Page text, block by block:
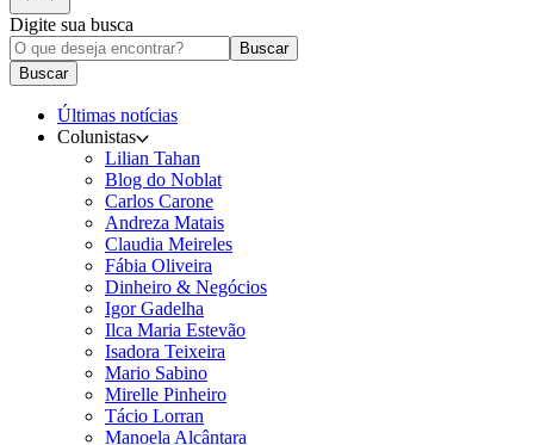
Digite sua busca
Buscar
Buscar
Últimas notícias
Colunistas
Lilian Tahan
Blog do Noblat
Carlos Carone
Andreza Matais
Claudia Meireles
Fábia Oliveira
Dinheiro & Negócios
Igor Gadelha
Ilca Maria Estevão
Isadora Teixeira
Mario Sabino
Mirelle Pinheiro
Tácio Lorran
Manoela Alcântara